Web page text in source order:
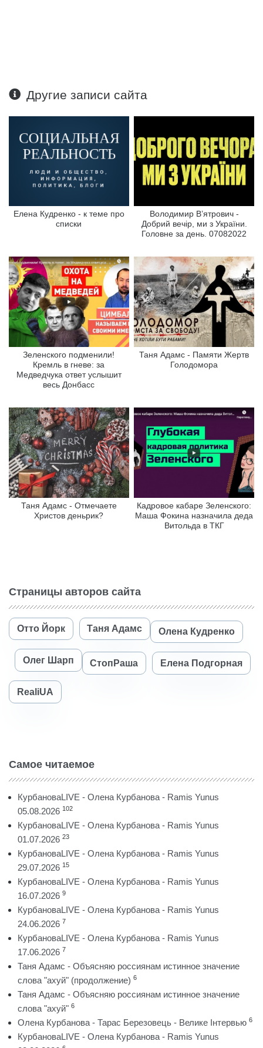
Другие записи сайта
Елена Кудренко - к теме про
списки
Володимир В’ятрович -
Добрий вечір, ми з України.
Головне за день. 07082022
Зеленского подменили!
Кремль в гневе: за
Медведчука ответ услышит
весь Донбасс
Таня Адамс - Памяти Жертв
Голодомора
Таня Адамс - Отмечаете
Христов деньрик?
Кадровое кабаре Зеленского:
Маша Фокина назначила деда
Витольда в ТКГ
Страницы авторов сайта
Отто Йорк Таня Адамс Олена Кудренко
Олег Шарп СтопРаша Елена Подгорная
RealiUA
Самое читаемое
КурбановаLIVE - Олена Курбанова - Ramis Yunus
05.08.2026 102
КурбановаLIVE - Олена Курбанова - Ramis Yunus
01.07.2026 23
КурбановаLIVE - Олена Курбанова - Ramis Yunus
29.07.2026 15
КурбановаLIVE - Олена Курбанова - Ramis Yunus
16.07.2026 9
КурбановаLIVE - Олена Курбанова - Ramis Yunus
24.06.2026 7
КурбановаLIVE - Олена Курбанова - Ramis Yunus
17.06.2026 7
Таня Адамс - Объясняю россиянам истинное значение
слова "ахуй" (продолжение) 6
Таня Адамс - Объясняю россиянам истинное значение
слова "ахуй" 6
Олена Курбанова - Тарас Березовець - Велике Інтервью 6
КурбановаLIVE - Олена Курбанова - Ramis Yunus